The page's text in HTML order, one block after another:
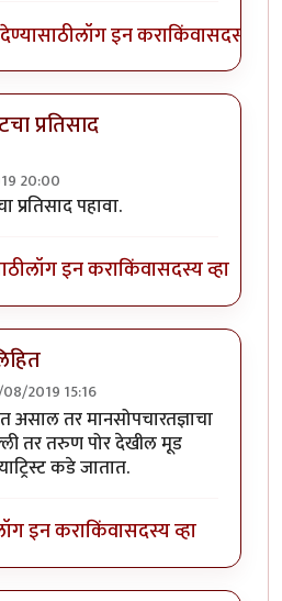
लॉग इन कराकिंवासदस्य व्हा
प्रतिसाद
20:00
मला फार आवडायची. खूप
पहावा.
लॉग इन कराकिंवासदस्य व्हा
2019 15:16
असाल तर मानसोपचारतज्ञाचा
तर तरुण पोर देखील मूड
कडे जातात.
इन कराकिंवासदस्य व्हा